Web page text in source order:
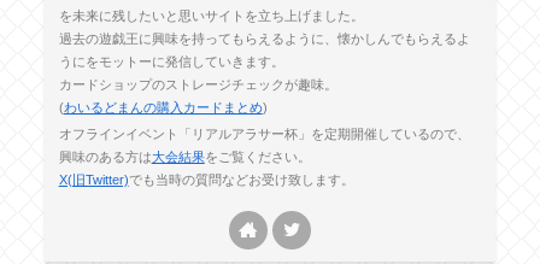
を未来に残したいと思いサイトを立ち上げました。
過去の遊戯王に興味を持ってもらえるように、懐かしんでもらえるよ
うにをモットーに発信していきます。
カードショップのストレージチェックが趣味。
(わいるどまんの購入カードまとめ)
オフラインイベント「リアルアラサー杯」を定期開催しているので、
興味のある方は大会結果をご覧ください。
X(旧Twitter)でも当時の質問などお受け致します。